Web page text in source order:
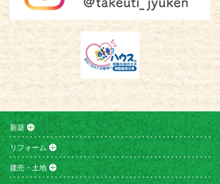
新築
リフォーム
建売・土地